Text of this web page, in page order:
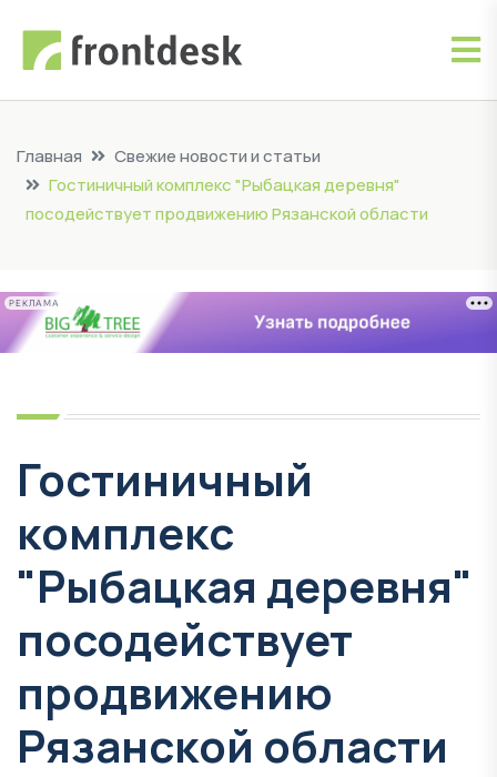
Главная
Свежие новости и статьи
Гостиничный комплекс "Рыбацкая деревня"
посодействует продвижению Рязанской области
РЕКЛАМА
Гостиничный
комплекс
"Рыбацкая деревня"
посодействует
продвижению
Рязанской области